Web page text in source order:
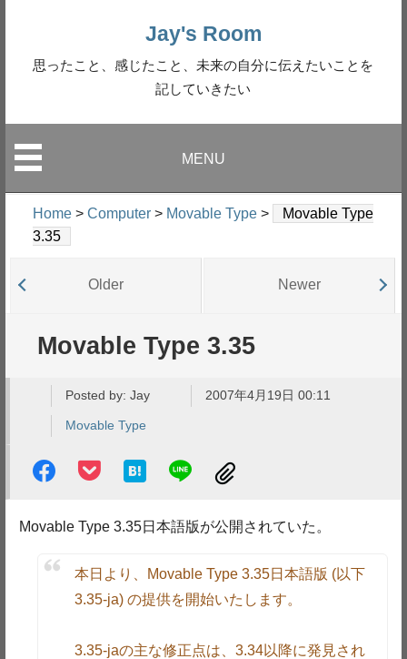
Jay's Room
思ったこと、感じたこと、未来の自分に伝えたいことを
記していきたい
MENU
Home >Computer > Movable Type >
Movable Type
3.35
Older Newer
Movable Type 3.35
Posted by:Jay 2007年4月19日 00:11
Movable Type
Movable Type 3.35日本語版が公開されていた。
本日より、Movable Type 3.35日本語版 (以下
3.35-ja) の提供を開始いたします。
3.35-jaの主な修正点は、3.34以降に発見され